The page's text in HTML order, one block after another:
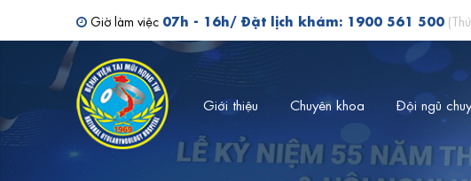
Giờ làm việc 07h - 16h/ Đặt lịch khám: 1900 561 500
Tìm kiếm bác sĩ
Giới thiệu Chuyên khoa Đội ngũ